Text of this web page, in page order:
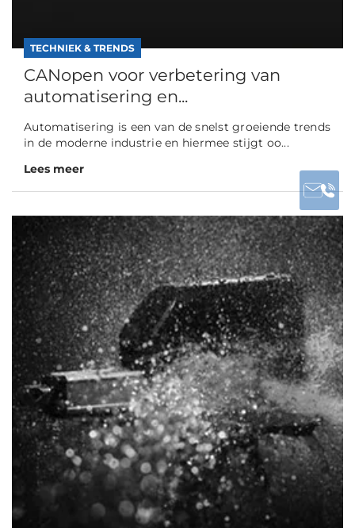
TECHNIEK & TRENDS
CANopen voor verbetering van
automatisering en...
Automatisering is een van de snelst groeiende trends
in de moderne industrie en hiermee stijgt oo...
Lees meer